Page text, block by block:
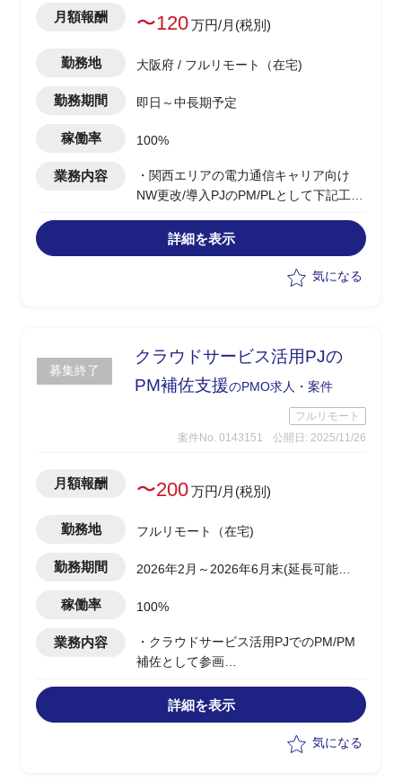
月額報酬 〜120万円/月(税別)
勤務地 大阪府 / フルリモート（在宅)
勤務期間 即日～中長期予定
稼働率 100%
業務内容
・関西エリアの電力通信キャリア向け
NW更改/導入PJのPM/PLとして下記工程
・提案、見積り、設計、構築、検証、リ
リースまでの遂行管理
・プロジェクト計画策定、ベンダーとの
詳細を表示
気になる
募集終了
クラウドサービス活用PJの
PM補佐支援のPMO求人・案件
フルリモート
案件No. 0143151
公開日: 2025/11/26
月額報酬 〜200万円/月(税別)
勤務地 フルリモート（在宅)
勤務期間
2026年2月～2026年6月末(延長可能性
稼働率 100%
業務内容
・クラウドサービス活用PJでのPM/PM
補佐として参画
討の調査や資料作成、情報整理を支援
・英語中心での直会話によるプロジェク
ト管理ファシリテーションおよびベンダ
詳細を表示
気になる